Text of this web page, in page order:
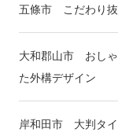
五條市 こだわり抜
大和郡山市 おしゃ
た外構デザイン
岸和田市 大判タイ